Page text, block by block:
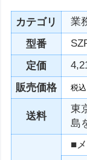
カテゴリ
業
型番
定価
販売価格
税込
送料
東
島
■